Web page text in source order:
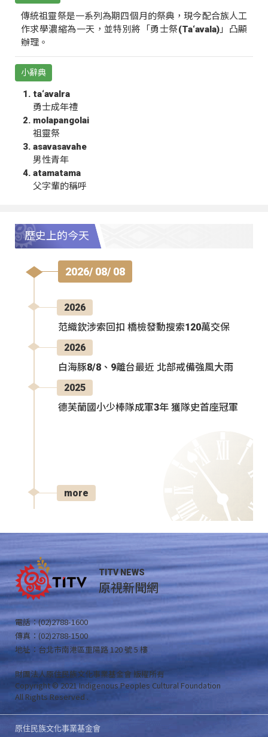
傳統祖靈祭是一系列為期四個月的祭典，現今配合族人工
作求學濃縮為一天，並特別將「勇士祭(Ta‘avala)」凸顯
辦理。
小辭典
ta‘avalra
勇士成年禮
molapangolai
祖靈祭
asavasavahe
男性青年
atamatama
父字輩的稱呼
歷史上的今天
2026/ 08/ 08
2026
范織欽涉索回扣 橋檢發動搜索120萬交保
2026
白海豚8/8、9離台最近 北部戒備強風大雨
2025
德芙蘭國小少棒隊成軍3年 獲隊史首座冠軍
more
TITV NEWS
原視新聞網
電話：(02)2788-1600
傳真：(02)2788-1500
地址：台北市南港區重陽路 120 號 5 樓
財團法人原住民族文化事業基金會 版權所有
Copyright © 2021 Indigenous Peoples Cultural Foundation
All Rights Reserved .
原住民族文化事業基金會